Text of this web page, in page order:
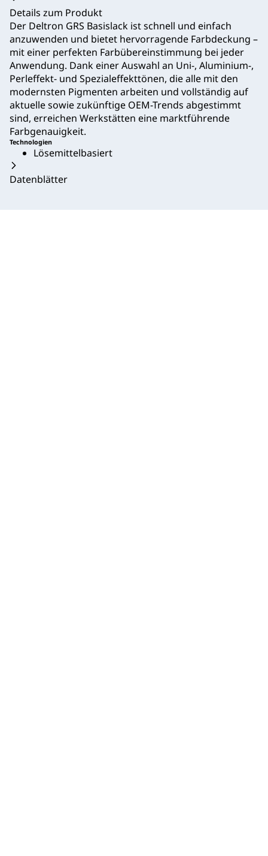
Details zum Produkt
Der Deltron GRS Basislack ist schnell und einfach
anzuwenden und bietet hervorragende Farbdeckung –
mit einer perfekten Farbübereinstimmung bei jeder
Anwendung. Dank einer Auswahl an Uni-, Aluminium-,
Perleffekt- und Spezialeffekttönen, die alle mit den
modernsten Pigmenten arbeiten und vollständig auf
aktuelle sowie zukünftige OEM-Trends abgestimmt
sind, erreichen Werkstätten eine marktführende
Farbgenauigkeit.
Technologien
Lösemittelbasiert
Datenblätter